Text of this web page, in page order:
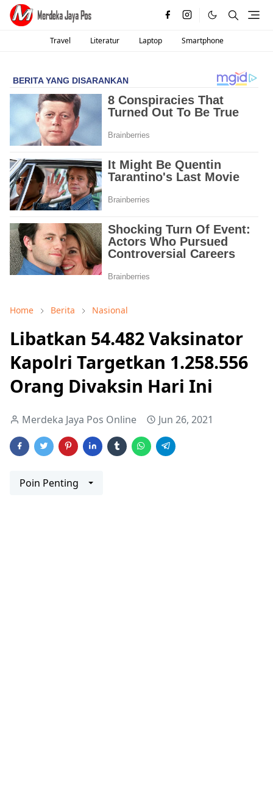
Travel Literatur Laptop Smartphone
Home Berita Nasional
Libatkan 54.482 Vaksinator
Kapolri Targetkan 1.258.556
Orang Divaksin Hari Ini
Merdeka Jaya Pos Online Jun 26, 2021
Poin Penting